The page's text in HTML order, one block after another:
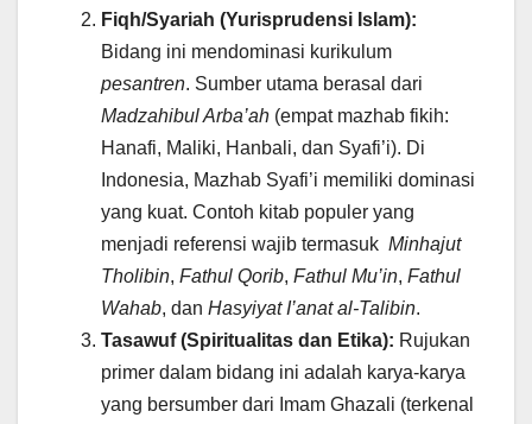
Fiqh/Syariah (Yurisprudensi Islam):
Bidang ini mendominasi kurikulum
pesantren. Sumber utama berasal dari
Madzahibul Arba’ah (empat mazhab fikih:
Hanafi, Maliki, Hanbali, dan Syafi’i). Di
Indonesia, Mazhab Syafi’i memiliki dominasi
yang kuat. Contoh kitab populer yang
menjadi referensi wajib termasuk Minhajut
Tholibin, Fathul Qorib, Fathul Mu’in, Fathul
Wahab, dan Hasyiyat I’anat al-Talibin.
Tasawuf (Spiritualitas dan Etika): Rujukan
primer dalam bidang ini adalah karya-karya
yang bersumber dari Imam Ghazali (terkenal